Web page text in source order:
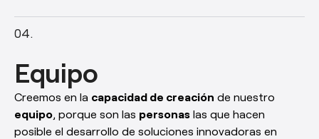
Equipo
Creemos en la capacidad de creación de nuestro
equipo, porque son las personas las que hacen
posible el desarrollo de soluciones innovadoras en